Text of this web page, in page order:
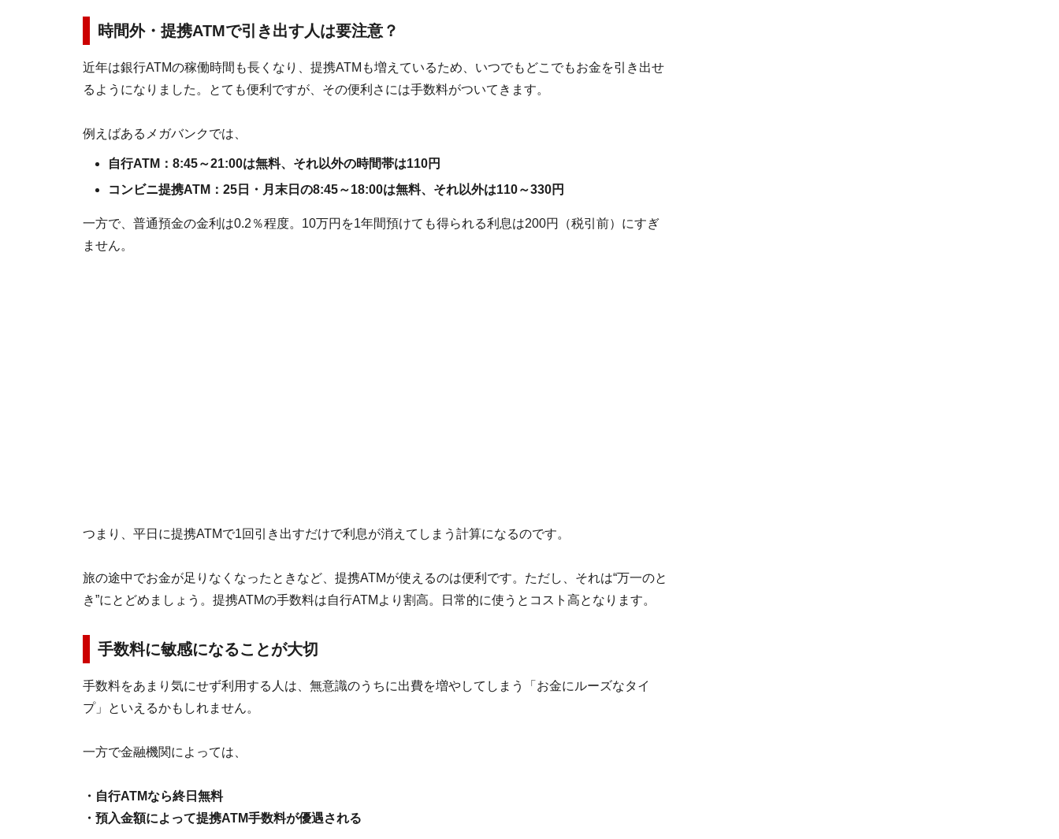
時間外・提携ATMで引き出す人は要注意？
近年は銀行ATMの稼働時間も長くなり、提携ATMも増えているため、いつでもどこでもお金を引き出せ
るようになりました。とても便利ですが、その便利さには手数料がついてきます。
例えばあるメガバンクでは、
自行ATM：8:45～21:00は無料、それ以外の時間帯は110円
コンビニ提携ATM：25日・月末日の8:45～18:00は無料、それ以外は110～330円
一方で、普通預金の金利は0.2％程度。10万円を1年間預けても得られる利息は200円（税引前）にすぎ
ません。
つまり、平日に提携ATMで1回引き出すだけで利息が消えてしまう計算になるのです。
旅の途中でお金が足りなくなったときなど、提携ATMが使えるのは便利です。ただし、それは“万一のと
き”にとどめましょう。提携ATMの手数料は自行ATMより割高。日常的に使うとコスト高となります。
手数料に敏感になることが大切
手数料をあまり気にせず利用する人は、無意識のうちに出費を増やしてしまう「お金にルーズなタイ
プ」といえるかもしれません。
一方で金融機関によっては、
・自行ATMなら終日無料
・預入金額によって提携ATM手数料が優遇される